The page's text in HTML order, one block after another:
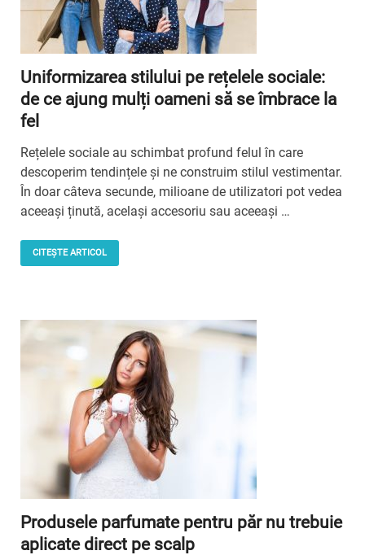
Uniformizarea stilului pe rețelele sociale:
de ce ajung mulți oameni să se îmbrace la
fel
Rețelele sociale au schimbat profund felul în care
descoperim tendințele și ne construim stilul vestimentar.
În doar câteva secunde, milioane de utilizatori pot vedea
aceeași ținută, același accesoriu sau aceeași …
CITEȘTE ARTICOL
Produsele parfumate pentru păr nu trebuie
aplicate direct pe scalp